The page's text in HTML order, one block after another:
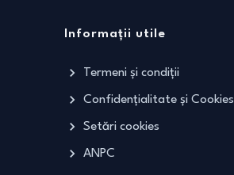
Informații utile
Termeni și condiții
Confidențialitate și Cookies
Setări cookies
ANPC